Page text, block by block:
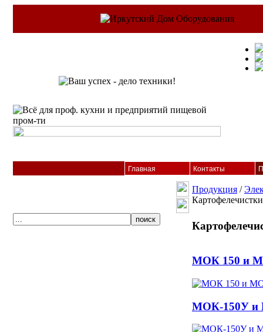
Главная Контакты
Продукция /
Картофелечистки
МОК 150 и
МОК-150У и